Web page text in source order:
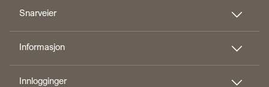
Snarveier
Informasjon
Innlogginger